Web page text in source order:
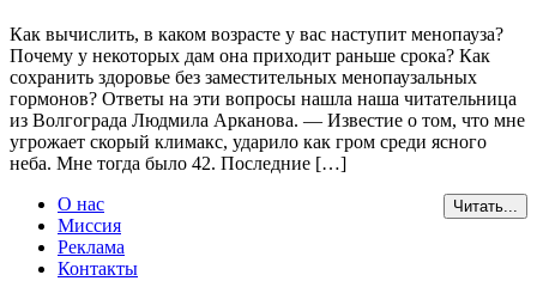
Как вычислить, в каком возрасте у вас наступит менопауза?
Почему у некоторых дам она приходит раньше срока? Как
сохранить здоровье без заместительных менопаузальных
гормонов? Ответы на эти вопросы нашла наша читательница
из Волгограда Людмила Арканова. — Известие о том, что мне
угрожает скорый климакс, ударило как гром среди ясного
неба. Мне тогда было 42. Последние […]
Читать...
О нас
Миссия
Реклама
Контакты